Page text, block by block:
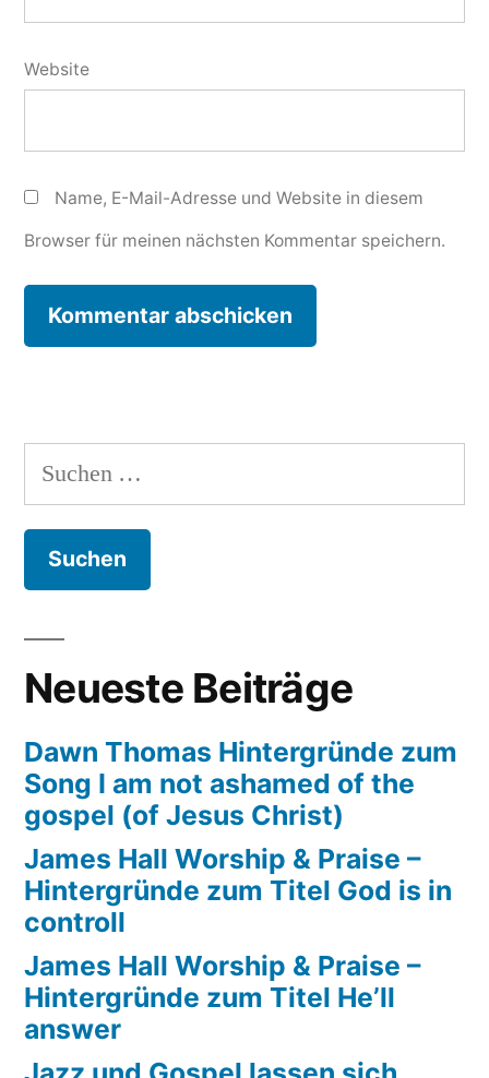
Website
Name, E-Mail-Adresse und Website in diesem
Browser für meinen nächsten Kommentar speichern.
Suchen
nach:
Neueste Beiträge
Dawn Thomas Hintergründe zum
Song I am not ashamed of the
gospel (of Jesus Christ)
James Hall Worship & Praise –
Hintergründe zum Titel God is in
controll
James Hall Worship & Praise –
Hintergründe zum Titel He’ll
answer